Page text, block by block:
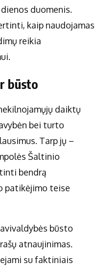
duomenis.
kaip naudojamas
reikia
būsto
daiktų
bei turto
Tarp jų –
Šaltinio
bendrą
patikėjimo teise
būsto
atnaujinimas.
su faktiniais